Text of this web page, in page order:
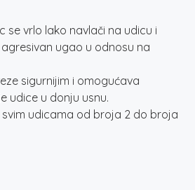
se vrlo lako navlači na udicu i
ugao u odnosu na
sigurnijim i omogućava
udice u donju usnu.
udicama od broja 2 do broja